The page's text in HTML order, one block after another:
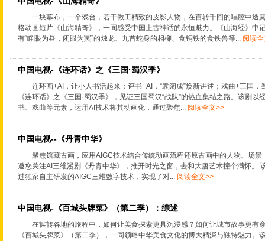
一块幕布，一个戏台，若干做工精致的皮影人物，在百转千回的唱腔中透
格动画短片《山海精奇》，一同感受中国上古神话的永恒魅力。《山海经》中
有“睁眼为昼，闭眼为冥”的烛龙、九首蛇身的相柳、食铜铁的食铁兽等... 阅读
中国电视-《连环话》之《三国·蜀汉季》
连环画+AI，让小人书活起来；评书+AI，“袁阔成”焕新讲述；戏曲+三国，
《连环话》之《三国·蜀汉季》，见证三国蜀汉“战队”的热血集结之路。该剧
书、戏曲等元素，运用AI技术将其动画化，通过聚焦... 阅读全文>>
中国电视--《丹青中华》
聚焦馆藏古画，应用AIGC技术结合传统动画流程还原古画中的人物、场
邀您关注AI三维漫剧《丹青中华》，推开时光之窗，去和大唐艺术撞个满怀。
过独家自主研发的AIGC三维数字技术，实现了对... 阅读全文>>
中国电视-《百城头牌菜》（第二季）：综述
在辗转各地的旅程中，如何让美食探索更具沉浸感？如何让城市故事更有
《百城头牌菜》（第二季），一同领略中华美食文化的博大精深与独特魅力。